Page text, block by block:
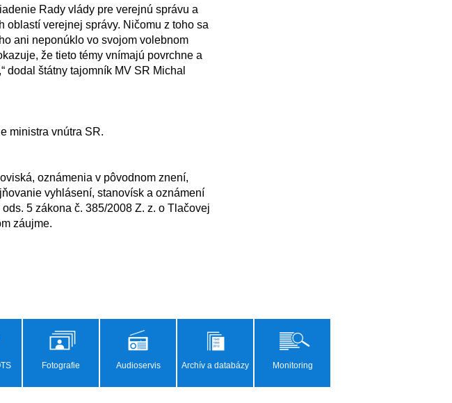
verejnej správy. Ničomu z toho sa
ani neponúklo vo svojom volebnom
že tieto témy vnímajú povrchne a
dodal štátny tajomník MV SR Michal
vyhlásení, stanovísk a oznámení
5 zákona č. 385/2008 Z. z. o Tlačovej
záujme.
Fotografie Audioservis Archív a databázy Monitoring